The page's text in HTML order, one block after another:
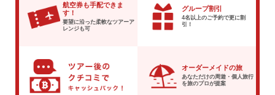
航空券も手配できま
す！
要望に沿った柔軟なツアーア
レンジも可
グループ割引
4名以上のご予約で更に割
引！
オーダーメイドの旅
あなただけの周遊・個人旅行
を旅のプロが提案